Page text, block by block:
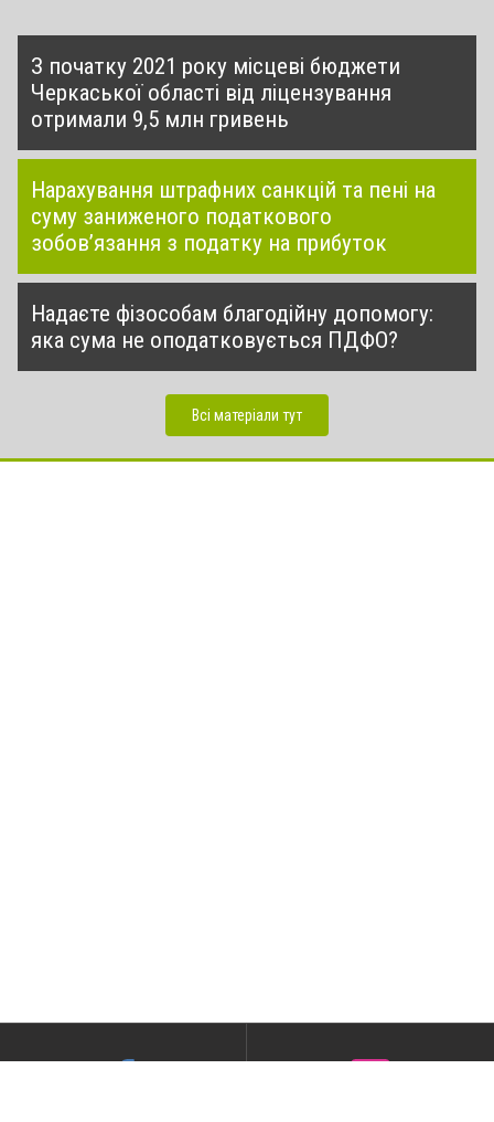
З початку 2021 року місцеві бюджети
Черкаської області від ліцензування
отримали 9,5 млн гривень
Нарахування штрафних санкцій та пені на
суму заниженого податкового
зобов’язання з податку на прибуток
Надаєте фізособам благодійну допомогу:
яка сума не оподатковується ПДФО?
Всі матеріали тут